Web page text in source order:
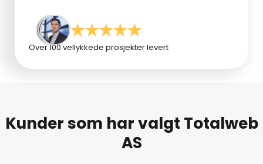
Over 100 vellykkede prosjekter levert
Kunder som har valgt Totalweb
AS